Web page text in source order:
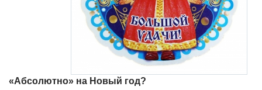
«Абсолютно» на Новый год?